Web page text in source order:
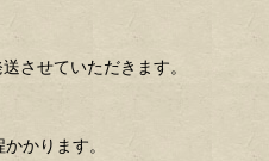
させていただきます。
かります。